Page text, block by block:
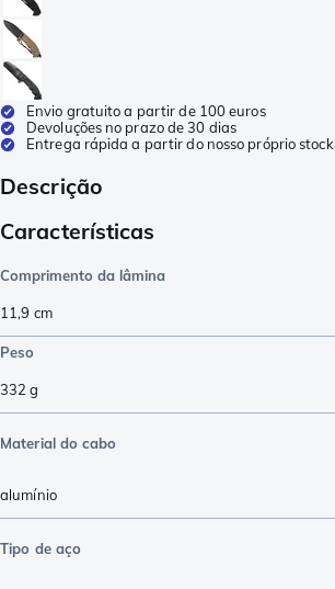
Envio gratuito a partir de 100 euros
Devoluções no prazo de 30 dias
Entrega rápida a partir do nosso próprio stock
Descrição
Características
Comprimento da lâmina
11,9 cm
Peso
332 g
Material do cabo
alumínio
Tipo de aço